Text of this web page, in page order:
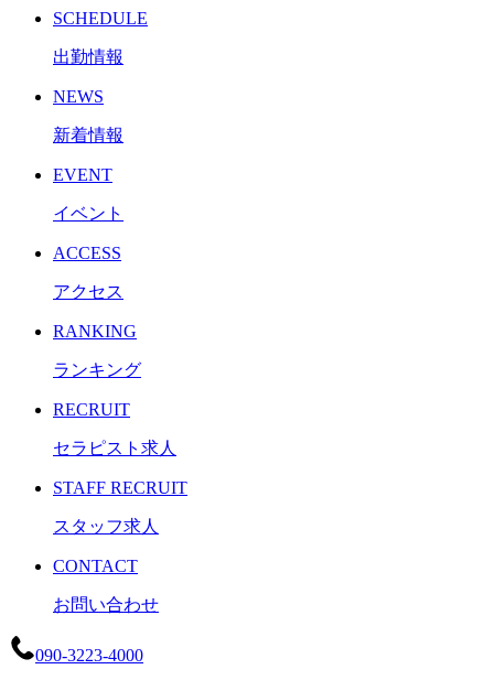
SCHEDULE
出勤情報
NEWS
新着情報
EVENT
イベント
ACCESS
アクセス
RANKING
ランキング
RECRUIT
セラピスト求人
STAFF RECRUIT
スタッフ求人
CONTACT
お問い合わせ
090-3223-4000